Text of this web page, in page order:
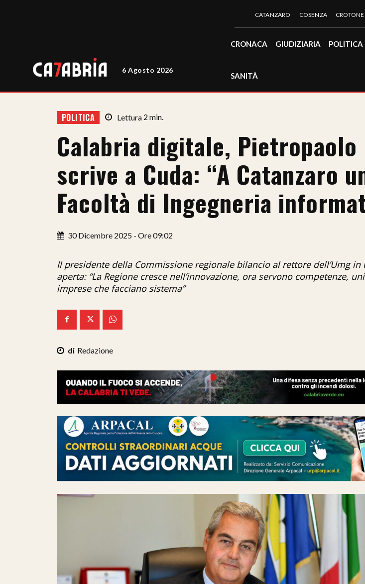
6 Agosto 2026
CATANZARO COSENZA CROTONE
CRONACA GIUDIZIARIA POLITICA
SANITÀ
POLITICA Lettura 2 min.
Calabria digitale, Pietropaolo
scrive a Cuda: “A Catanzaro
Facoltà di Ingegneria
30 Dicembre 2025 - Ore 09:02
Il presidente della Commissione regionale bilancio al rettore dell’Umg in
aperta: “La Regione cresce nell’innovazione, ora servono competenze,
imprese che facciano sistema”
Redazione